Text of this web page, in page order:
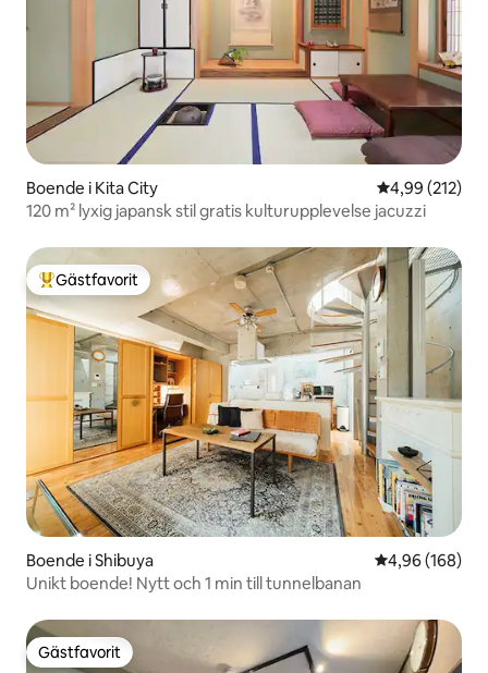
Boende i Kita City 4,99 av 5 i
4,99 (212)
120 m² lyxig japansk stil gratis kulturupplevelse jacuzzi
Populär gästfavorit
Gästfavorit
Boende i Shibuya 4,96 av 5 i
4,96 (168)
Unikt boende! Nytt och 1 min till tunnelbanan
Gästfavorit
Gästfavorit